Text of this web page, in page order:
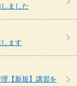
ました
ます
【新規】講習を